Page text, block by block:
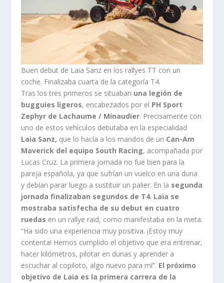
Buen debut de Laia Sanz en los rallyes TT con un
coche. Finalizaba cuarta de la categoría T4.
Tras los tres primeros se situaban una legión de
bugguies ligeros, encabezados por el PH Sport
Zephyr de Lachaume / Minaudier. Precisamente con
uno de estos vehículos debutaba en la especialidad
Laia Sanz, que lo hacía a los mandos de un Can-Am
Maverick del equipo South Racing, acompañada por
Lucas Cruz. La primera jornada no fue bien para la
pareja española, ya que sufrían un vuelco en una duna
y debían parar luego a sustituir un palier. En la segunda
jornada finalizaban segundos de T4. Laia se
mostraba satisfecha de su debut en cuatro
ruedas en un rallye raid, como manifestaba en la meta:
“Ha sido una experiencia muy positiva. ¡Estoy muy
contenta! Hemos cumplido el objetivo que era entrenar,
hacer kilómetros, pilotar en dunas y aprender a
escuchar al copiloto, algo nuevo para mí”. El próximo
objetivo de Laia es la primera carrera de la